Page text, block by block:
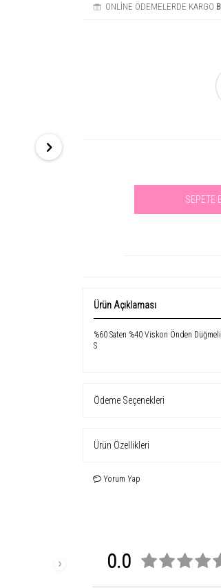
ONLİNE ÖDEMELERDE KARGO
SEPETE
Ürün Açıklaması
%60 Saten %40 Viskon Önden
S
Ödeme Seçenekleri
Ürün Özellikleri
Yorum Yap
0.0